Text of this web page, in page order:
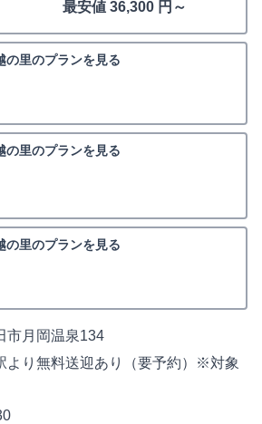
最安値 36,300 円～
里のプランを見る
里のプランを見る
里のプランを見る
市月岡温泉134
より無料送迎あり（要予約）※対象